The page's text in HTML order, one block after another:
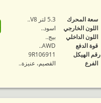
‬سعة المحرك
5.3 لتر V8..
اللون الخارجي
اسود..
اللون الداخلي
بيج..
قوة الدفع
AWD..
رقم الهيكل
9R106911
الفرع
القصيم، عنيزة..